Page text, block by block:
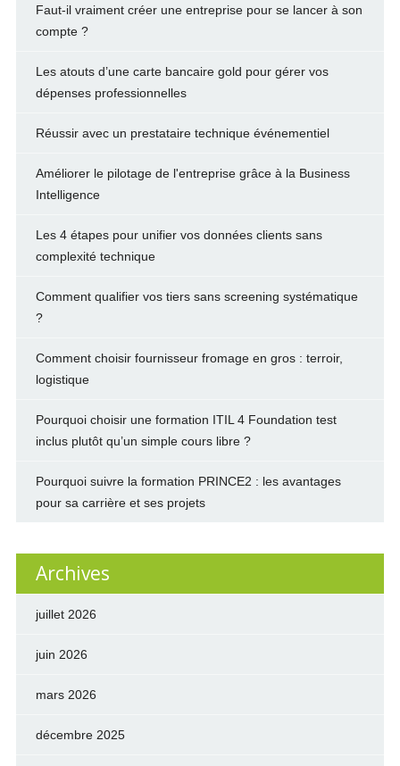
Faut-il vraiment créer une entreprise pour se lancer à son
compte ?
Les atouts d’une carte bancaire gold pour gérer vos
dépenses professionnelles
Réussir avec un prestataire technique événementiel
Améliorer le pilotage de l'entreprise grâce à la Business
Intelligence
Les 4 étapes pour unifier vos données clients sans
complexité technique
Comment qualifier vos tiers sans screening systématique
?
Comment choisir fournisseur fromage en gros : terroir,
logistique
Pourquoi choisir une formation ITIL 4 Foundation test
inclus plutôt qu’un simple cours libre ?
Pourquoi suivre la formation PRINCE2 : les avantages
pour sa carrière et ses projets
Archives
juillet 2026
juin 2026
mars 2026
décembre 2025